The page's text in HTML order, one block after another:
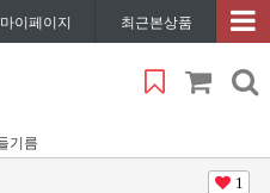
마이페이지 최근본상품
기름
1